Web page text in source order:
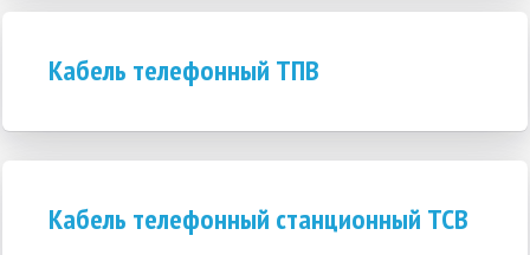
Кабель телефонный ТПВ
Кабель телефонный станционный ТСВ